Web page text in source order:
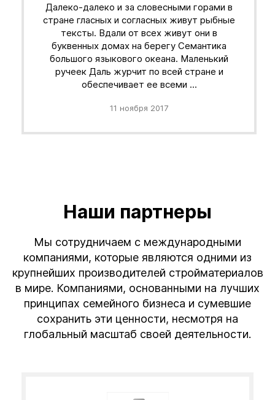
Далеко-далеко и за словесными горами в
стране гласных и согласных живут рыбные
тексты. Вдали от всех живут они в
буквенных домах на берегу Семантика
большого языкового океана. Маленький
ручеек Даль журчит по всей стране и
обеспечивает ее всеми ...
11 ноября 2017
Наши партнеры
Мы сотрудничаем с международными
компаниями, которые являются одними из
крупнейших производителей стройматериалов
в мире. Компаниями, основанными на лучших
принципах семейного бизнеса и сумевшие
сохранить эти ценности, несмотря на
глобальный масштаб своей деятельности.